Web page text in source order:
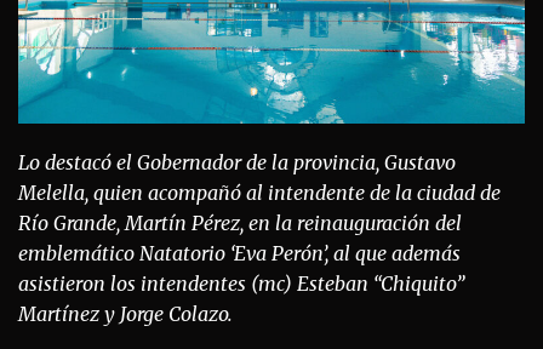
Lo destacó el Gobernador de la provincia, Gustavo
Melella, quien acompañó al intendente de la ciudad de
Río Grande, Martín Pérez, en la reinauguración del
emblemático Natatorio ‘Eva Perón’, al que además
asistieron los intendentes (mc) Esteban “Chiquito”
Martínez y Jorge Colazo.